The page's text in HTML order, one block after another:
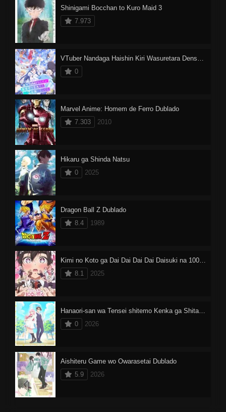
Shinigami Bocchan to Kuro Maid 3
7.973
VTuber Nandaga Haishin Kiri Wasuretara Densetsu ni Natteta
0
Marvel Anime: Homem de Ferro Dublado
7.303
2010
Hikaru ga Shinda Natsu
0
2025
Dragon Ball Z Dublado
8.4
1989
Kimi no Koto ga Dai Dai Dai Dai Daisuki na 100-nin no Kanojo 2
8.1
2025
Hanaori-san wa Tensei shitemo Kenka ga Shitai Dublado
0
2026
Aishiteru Game wo Owarasetai Dublado
5.9
2026